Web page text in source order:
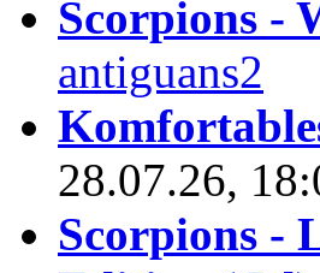
Scorpions -
antiguans2
28.07.26,
Scorpions -